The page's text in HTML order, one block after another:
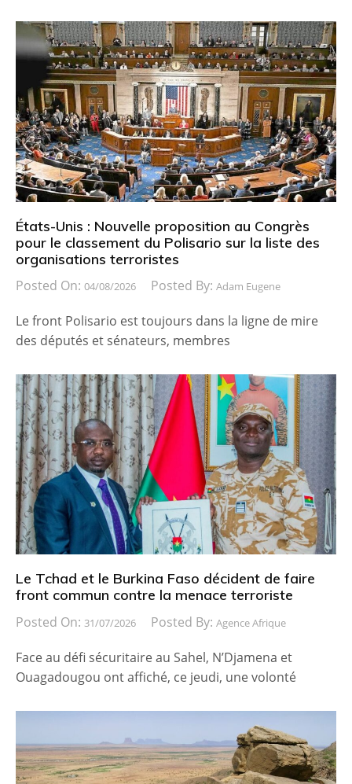
États-Unis : Nouvelle proposition au Congrès
pour le classement du Polisario sur la liste des
organisations terroristes
Posted On: 04/08/2026 Posted By: Adam Eugene
Le front Polisario est toujours dans la ligne de mire
des députés et sénateurs, membres
Le Tchad et le Burkina Faso décident de faire
front commun contre la menace terroriste
Posted On: 31/07/2026 Posted By: Agence Afrique
Face au défi sécuritaire au Sahel, N’Djamena et
Ouagadougou ont affiché, ce jeudi, une volonté